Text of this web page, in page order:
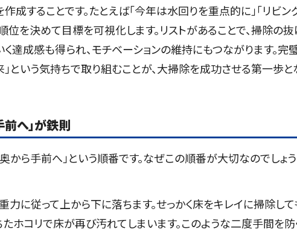
成することです。たとえば「今年は水回りを重点的に」「リビン
を決めて目標を可視化します。リストがあることで、掃除の
達成感も得られ、モチベーションの維持にもつながります。完
という気持ちで取り組むことが、大掃除を成功させる第一歩と
前へ」が鉄則
から手前へ」という順番です。なぜこの順番が大切なのでしょう
力に従って上から下に落ちます。せっかく床をキレイに掃除して
ホコリで床が再び汚れてしまいます。このような二度手間を防